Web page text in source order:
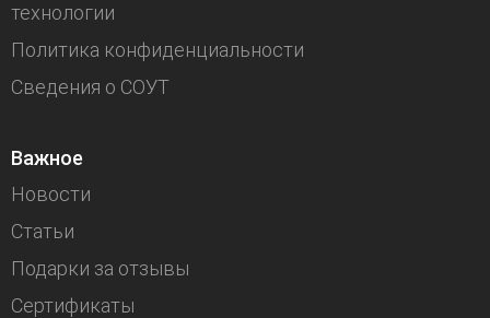
технологии
Политика конфиденциальности
Сведения о СОУТ
Важное
Новости
Статьи
Подарки за отзывы
Сертификаты